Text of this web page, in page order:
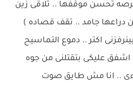
تحسن موقفها .. تلاقى زين
دراعها جامد .. تقف قصاده )
اكتر .. دموع التماسيح
عليكى بتقتلنى من جوه
.. انا مش طايق صوت